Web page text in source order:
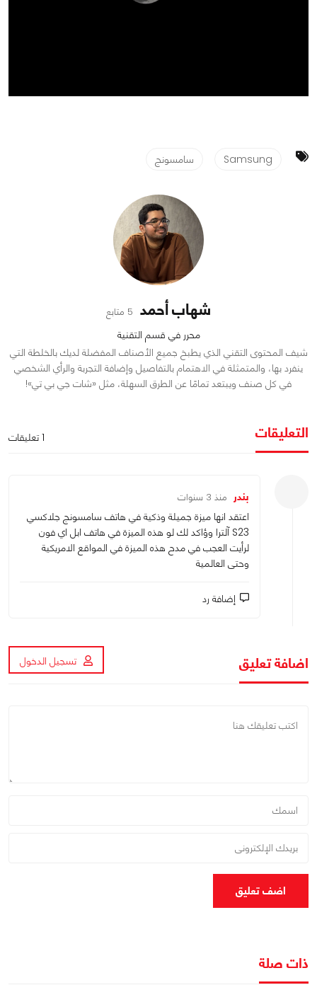
Samsung سامسونج
شهاب أحمد 5 متابع
محرر في قسم التقنية
شيف المحتوى التقني الذي يطبخ جميع الأصناف المفضلة لديك بالخلطة التي
ينفرد بها، والمتمثلة في الاهتمام بالتفاصيل وإضافة التجربة والرأي الشخصي
في كل صنف ويبتعد تمامًا عن الطرق السهلة، مثل «شات جي بي تي»!
التعليقات 1 تعليقات
بندر منذ 3 سنوات
اعتقد انها ميزة جميلة وذكية في هاتف سامسونج جلاكسي
S23 آلترا وؤاكد لك لو هذه الميزة في هاتف ابل اي فون
لرأيت العجب في مدح هذه الميزة في المواقع الامريكية
وحتى العالمية
إضافة رد
اضافة تعليق تسجيل الدخول
اضف تعليق
ذات صلة